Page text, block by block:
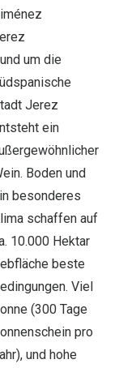
um die
Jerez
ein
Boden und
besonderes
schaffen auf
10.000 Hektar
beste
Viel
(300 Tage
pro
und hohe